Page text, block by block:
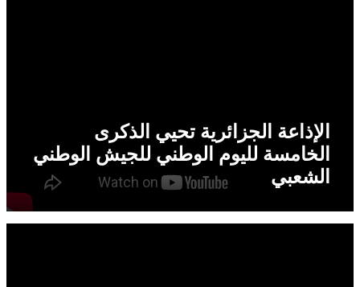
الإذاعة الجزائرية تحيي الذكرى
الخامسة لليوم الوطني للجيش الوطني
الشعبي